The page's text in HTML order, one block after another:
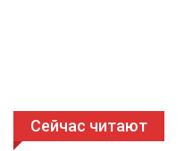
Сейчас читают